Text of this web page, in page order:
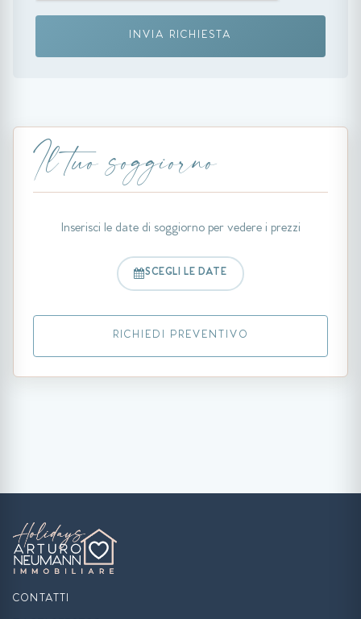
INVIA RICHIESTA
Il tuo soggiorno
Inserisci le date di soggiorno per vedere i prezzi
SCEGLI LE DATE
RICHIEDI PREVENTIVO
CONTATTI